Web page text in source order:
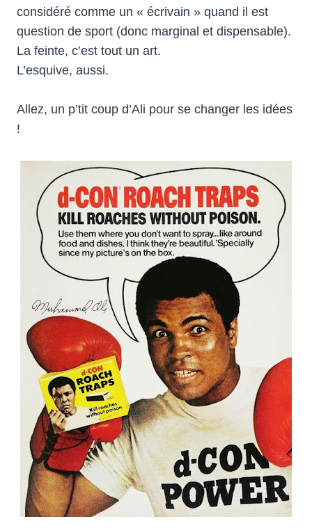
considéré comme un « écrivain » quand il est
question de sport (donc marginal et dispensable).
La feinte, c’est tout un art.
L’esquive, aussi.
Allez, un p’tit coup d’Ali pour se changer les idées
!